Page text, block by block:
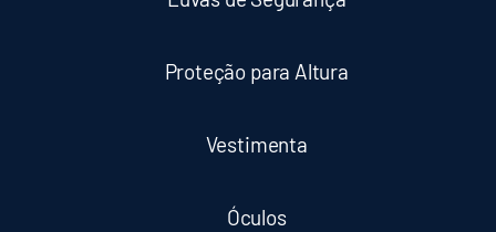
Proteção para Altura
Vestimenta
Óculos